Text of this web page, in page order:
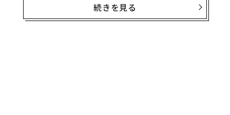
GeForce RTX 4080 Super
続きを見る